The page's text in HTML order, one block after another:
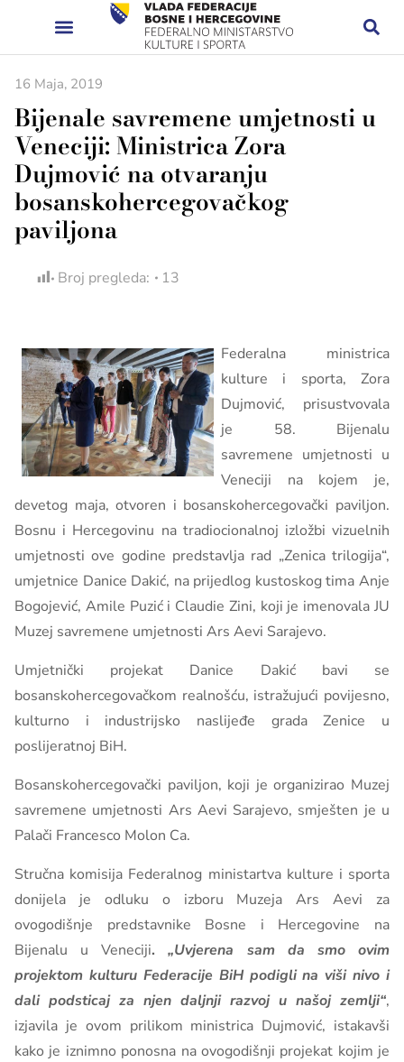
16 Maja, 2019
Bijenale savremene umjetnosti u
Veneciji: Ministrica Zora
Dujmović na otvaranju
bosanskohercegovačkog
paviljona
Broj pregleda: 13
Federalna ministrica
kulture i sporta, Zora
Dujmović, prisustvovala
je 58. Bijenalu
savremene umjetnosti u
Veneciji na kojem je,
devetog maja, otvoren i bosanskohercegovački paviljon.
Bosnu i Hercegovinu na tradiocionalnoj izložbi vizuelnih
umjetnosti ove godine predstavlja rad „Zenica trilogija“,
umjetnice Danice Dakić, na prijedlog kustoskog tima Anje
Bogojević, Amile Puzić i Claudie Zini, koji je imenovala JU
Muzej savremene umjetnosti Ars Aevi Sarajevo.
Umjetnički projekat Danice Dakić bavi se
bosanskohercegovačkom realnošću, istražujući povijesno,
kulturno i industrijsko naslijeđe grada Zenice u
poslijeratnoj BiH.
Bosanskohercegovački paviljon, koji je organizirao Muzej
savremene umjetnosti Ars Aevi Sarajevo, smješten je u
Palači Francesco Molon Ca.
Stručna komisija Federalnog ministartva kulture i sporta
donijela je odluku o izboru Muzeja Ars Aevi za
ovogodišnje predstavnike Bosne i Hercegovine na
Bijenalu u Veneciji.„Uvjerena sam da smo ovim
projektom kulturu Federacije BiH podigli na viši nivo i
dali podsticaj za njen daljnji razvoj u našoj zemlji“,
izjavila je ovom prilikom ministrica Dujmović, istakavši
kako je iznimno ponosna na ovogodišnji projekat kojim je